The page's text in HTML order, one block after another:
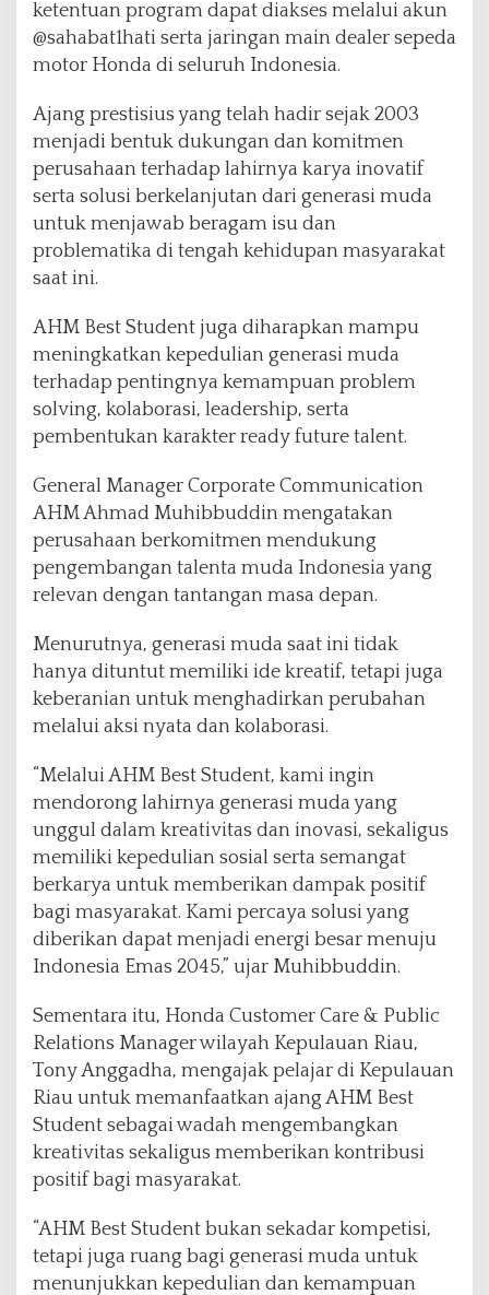
k
N
e
i
ketentuan program dapat diakses melalui akun
@sahabat1hati serta jaringan main dealer sepeda
motor Honda di seluruh Indonesia.
Ajang prestisius yang telah hadir sejak 2003
menjadi bentuk dukungan dan komitmen
perusahaan terhadap lahirnya karya inovatif
serta solusi berkelanjutan dari generasi muda
untuk menjawab beragam isu dan
problematika di tengah kehidupan masyarakat
saat ini.
AHM Best Student juga diharapkan mampu
meningkatkan kepedulian generasi muda
terhadap pentingnya kemampuan problem
solving, kolaborasi, leadership, serta
pembentukan karakter ready future talent.
General Manager Corporate Communication
AHM Ahmad Muhibbuddin mengatakan
perusahaan berkomitmen mendukung
pengembangan talenta muda Indonesia yang
relevan dengan tantangan masa depan.
Menurutnya, generasi muda saat ini tidak
hanya dituntut memiliki ide kreatif, tetapi juga
keberanian untuk menghadirkan perubahan
melalui aksi nyata dan kolaborasi.
“Melalui AHM Best Student, kami ingin
mendorong lahirnya generasi muda yang
unggul dalam kreativitas dan inovasi, sekaligus
memiliki kepedulian sosial serta semangat
berkarya untuk memberikan dampak positif
bagi masyarakat. Kami percaya solusi yang
diberikan dapat menjadi energi besar menuju
Indonesia Emas 2045,” ujar Muhibbuddin.
Sementara itu, Honda Customer Care & Public
Relations Manager wilayah Kepulauan Riau,
Tony Anggadha, mengajak pelajar di Kepulauan
Riau untuk memanfaatkan ajang AHM Best
Student sebagai wadah mengembangkan
kreativitas sekaligus memberikan kontribusi
positif bagi masyarakat.
“AHM Best Student bukan sekadar kompetisi,
tetapi juga ruang bagi generasi muda untuk
menunjukkan kepedulian dan kemampuan